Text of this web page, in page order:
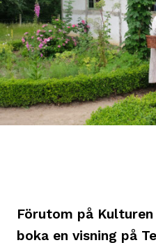
Förutom på
boka en visning på